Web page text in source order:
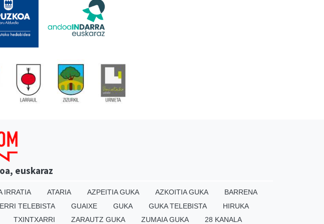
euskaraz
IRRATIA ATARIA AZPEITIA GUKA AZKOITIA GUKA
BARRENA
TELEBISTA GUAIXE GUKA GUKA TELEBISTA
HIRUKA
TXINTXARRI ZARAUTZ GUKA ZUMAIA GUKA 28 KANALA